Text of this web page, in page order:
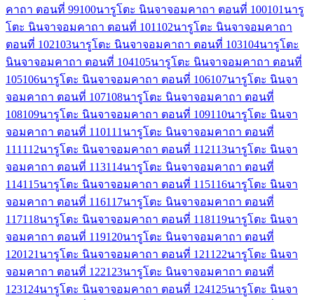
คาถา ตอนที่ 99100นารูโตะ นินจาจอมคาถา ตอนที่ 100101 นารู
โตะ นินจาจอมคาถา ตอนที่ 101 102นารูโตะ นินจาจอมคาถา
ตอนที่ 102103นารูโตะ นินจาจอมคาถา ตอนที่ 103104นารูโตะ
นินจาจอมคาถา ตอนที่ 104105นารูโตะ นินจาจอมคาถา ตอนที่
105106นารูโตะ นินจาจอมคาถา ตอนที่ 106107นารูโตะ นินจา
จอมคาถา ตอนที่ 107108นารูโตะ นินจาจอมคาถา ตอนที่
108109นารูโตะ นินจาจอมคาถา ตอนที่ 109110นารูโตะ นินจา
จอมคาถา ตอนที่ 110111 นารูโตะ นินจาจอมคาถา ตอนที่
111 112นารูโตะ นินจาจอมคาถา ตอนที่ 112113นารูโตะ นินจา
จอมคาถา ตอนที่ 113114นารูโตะ นินจาจอมคาถา ตอนที่
114115นารูโตะ นินจาจอมคาถา ตอนที่ 115116นารูโตะ นินจา
จอมคาถา ตอนที่ 116117นารูโตะ นินจาจอมคาถา ตอนที่
117118นารูโตะ นินจาจอมคาถา ตอนที่ 118119นารูโตะ นินจา
จอมคาถา ตอนที่ 119120นารูโตะ นินจาจอมคาถา ตอนที่
120121 นารูโตะ นินจาจอมคาถา ตอนที่ 121 122นารูโตะ นินจา
จอมคาถา ตอนที่ 122123นารูโตะ นินจาจอมคาถา ตอนที่
123124นารูโตะ นินจาจอมคาถา ตอนที่ 124125นารูโตะ นินจา